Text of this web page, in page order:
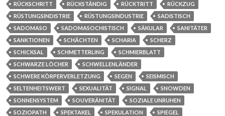
RÜCKSCHRITT
RÜCKSTÄNDIG RÜCKTRITT
RÜCKZUG
RÜSTUNGSINDISTRIE
RÜSTUNGSINDUSTRIE
SADISTISCH
SADOMASO
SADOMASOCHISTISCH SÄKULAR
SANITÄTER
SANKTIONEN
SCHÄCHTEN SCHARIA
SCHERZ
SCHICKSAL
SCHMETTERLING
SCHMIERBLATT
SCHWARZE LÖCHER
SCHWELLENLÄNDER
SCHWERE KÖRPERVERLETZUNG
SEGEN
SEISMISCH
SELTENHEITSWERT
SEXUALITÄT SIGNAL
SNOWDEN
SONNENSYSTEM
SOUVERÄNITÄT
SOZIALE UNRUHEN
SOZIOPATH
SPEKTAKEL SPEKULATION
SPIEGEL